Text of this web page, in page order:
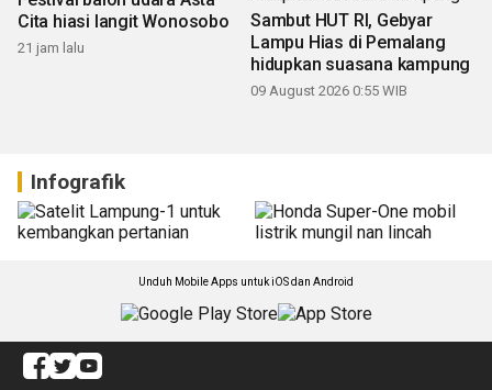
17 jam lalu
Festival balon udara Asta